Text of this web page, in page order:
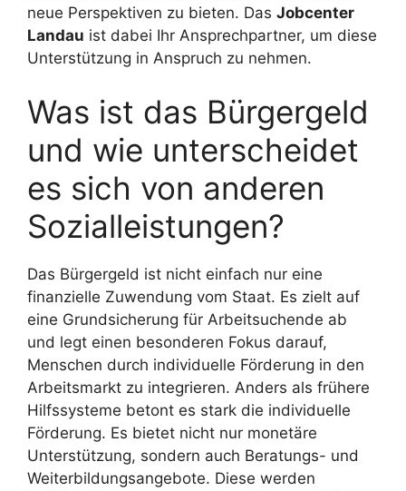
neue Perspektiven zu bieten. Das Jobcenter
Landau ist dabei Ihr Ansprechpartner, um diese
Unterstützung in Anspruch zu nehmen.
Was ist das Bürgergeld
und wie unterscheidet
es sich von anderen
Sozialleistungen?
Das Bürgergeld ist nicht einfach nur eine
finanzielle Zuwendung vom Staat. Es zielt auf
eine Grundsicherung für Arbeitsuchende ab
und legt einen besonderen Fokus darauf,
Menschen durch individuelle Förderung in den
Arbeitsmarkt zu integrieren. Anders als frühere
Hilfssysteme betont es stark die individuelle
Förderung. Es bietet nicht nur monetäre
Unterstützung, sondern auch Beratungs- und
Weiterbildungsangebote. Diese werden